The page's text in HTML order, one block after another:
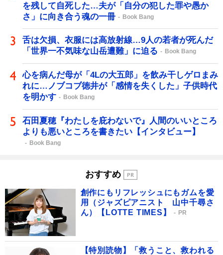
を残して自死した…夫が「自分の犯した罪や愚か
さ」に向き合う魂の一冊
Book Bang
舌は欠損、衣服には高放射線…9人の若者が死んだ
「世界一不気味な山岳遭難」に迫る
Book Bang
心を病んだ母が「4Lの大五郎」を飲み干しゲロまみ
れに…ノブコブ徳井が「感情を失くした」子供時代
を明かす
Book Bang
石田夏穂『わたしを庇わないで』人間のいいところ
よりも悪いところを書きたい【インタビュー】
Book Bang
おすすめ
創作にもリフレッシュにもガムを愛
用（ジャズピアニスト 山中千尋さ
ん）【LOTTE TIMES】
PR
【特別読物】「救うこと、救われる